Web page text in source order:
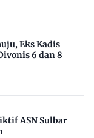
Eks Kadis
6 dan 8
ASN Sulbar